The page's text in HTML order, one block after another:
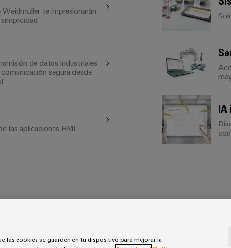
te impresionarán
de datos industriales
segura desde
las aplicaciones HMI
IA
las cookies se guarden en tu dispositivo para mejorar la